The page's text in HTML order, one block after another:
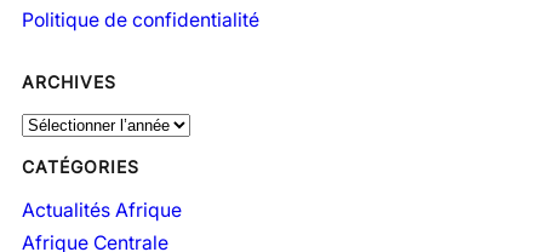
Politique de confidentialité
ARCHIVES
A
c
h
CATÉGORIES
Actualités Afrique
Afrique Centrale